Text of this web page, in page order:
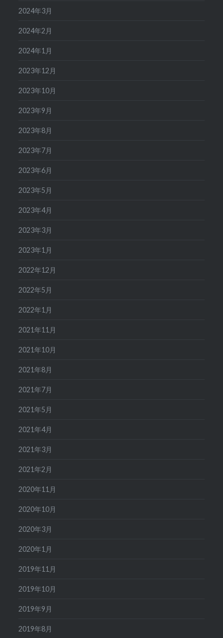
2024年3月
2024年2月
2024年1月
2023年12月
2023年10月
2023年9月
2023年8月
2023年7月
2023年6月
2023年5月
2023年4月
2023年3月
2023年1月
2022年12月
2022年5月
2022年1月
2021年11月
2021年10月
2021年8月
2021年7月
2021年5月
2021年4月
2021年3月
2021年2月
2020年11月
2020年10月
2020年3月
2020年1月
2019年11月
2019年10月
2019年9月
2019年8月